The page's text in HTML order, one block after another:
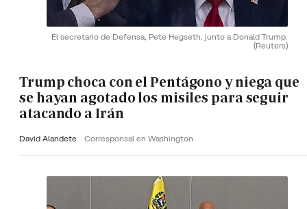
El secretario de Defensa, Pete Hegseth, junto a Donald Trump.
(Reuters)
Trump choca con el Pentágono y niega que
se hayan agotado los misiles para seguir
atacando a Irán
David Alandete Corresponsal en Washington